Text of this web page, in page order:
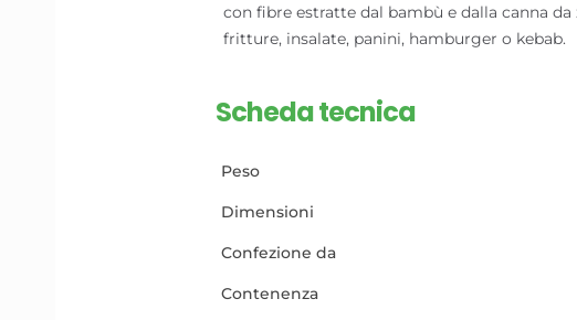
con fibre estratte dal bambù e dalla canna
fritture, insalate, panini, hamburger o kebab.
Scheda tecnica
Peso
Dimensioni
Confezione da
Contenenza